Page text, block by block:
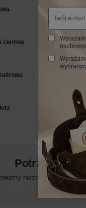
ciemna
Potrzebujesz
niezwłocznie,